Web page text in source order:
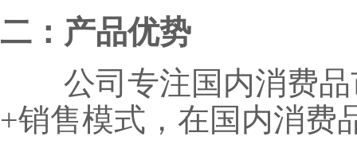
二：产品优势
公司专注国内消费品
+销售模式，在国内消费